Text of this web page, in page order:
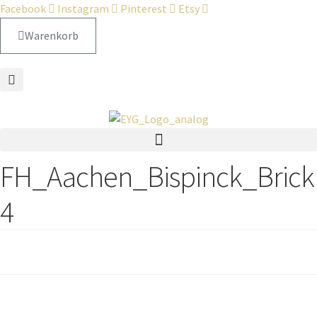
Facebook Instagram Pinterest
Etsy
Warenkorb
FH_Aachen_Bispinck_Brick
4